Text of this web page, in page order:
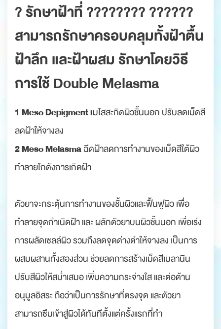
? รักษาฝ้าที่ ???????? ??????
สามารถรักษาครอบคลุมทั้งฝ้าตื้น
ฝ้าลึก และฝ้าผสม รักษาโดยวิธี
การใช้ Double Melasma
1 Meso Depigment เมโสสะกิดผิวชั้นนอก ปรับลดเม็ดสี
ลดฝ้าให้จางลง
2 Meso Melasmaฉีดฝ้าลดการทำงานของเม็ดสีใต้ผิว
ทำลายโกดังการเกิดฝ้า
ตัวยาจะกระตุ้นการทำงานของชั้นผิวและฟื้นฟูผิว เพื่อ
ทำลายจุดกำเนิดฝ้า และ ผลักตัวยาบนผิวชั้นนอก เพื่อเร่ง
การผลัดเซลล์ผิว รวมถึงลดจุดด่างดำให้จางลง เป็นการ
ผสมผสานทั้งสองส่วน ช่วยลดการสร้างเม็ดสีเมลานิน
ปรับสีผิวให้สม่ำเสมอ เพิ่มความกระจ่างใส และต่อต้าน
อนุมูลอิสระ ถือว่าเป็นการรักษาที่ตรงจุด และตัวยา
สามารถซึมเข้าสู่ผิวได้ทันทีตั้งแต่ครั้งแรกที่ทำ